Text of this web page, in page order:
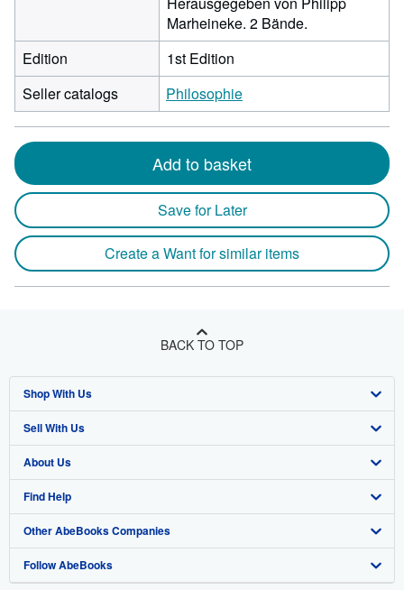
Marheineke. 2 Bände.
Edition
1st Edition
Seller catalogs
Philosophie
Add to basket
Save for Later
Create a Want for similar items
BACK TO TOP
Shop With Us
Advanced Search
Browse Collections
My Account
My Orders
View Basket
Sell With Us
Start Selling
Join Our Affiliate Program
Book Buyback
Refer a seller
About Us
About AbeBooks
Media
Careers
Find Help
Help
Customer Support
Other AbeBooks Companies
AbeBooks.co.uk
Follow AbeBooks